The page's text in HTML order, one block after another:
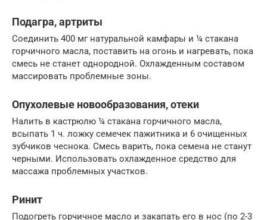
Подагра, артриты
Соединить 400 мг натуральной камфары и ¼ стакана
горчичного масла, поставить на огонь и нагревать, пока
смесь не станет однородной. Охлажденным составом
массировать проблемные зоны.
Опухолевые новообразования, отеки
Налить в кастрюлю ¼ стакана горчичного масла,
всыпать 1 ч. ложку семечек пажитника и 6 очищенных
зубчиков чеснока. Смесь варить, пока семена не станут
черными. Использовать охлажденное средство для
массажа проблемных участков.
Ринит
Подогреть горчичное масло и закапать его в нос (по 2-3